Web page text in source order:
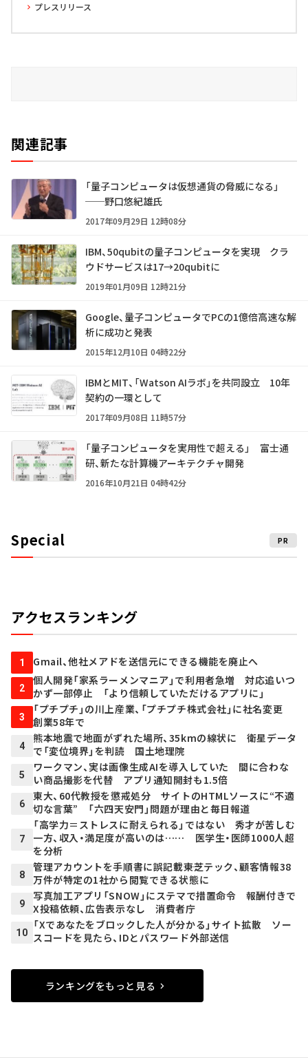
プレスリリース
関連記事
「量子コンピュータは仮想通貨の脅威になる」
──野口悠紀雄氏
2017年09月29日 12時08分
IBM、50qubitの量子コンピュータを実現 クラ
ウドサービスは17→20qubitに
2019年01月09日 12時21分
Google、量子コンピュータでPCの1億倍高速な解
析に成功と発表
2015年12月10日 04時22分
IBMとMIT、「Watson AIラボ」を共同設立 10年
契約の一環として
2017年09月08日 11時57分
「量子コンピュータを実用性で超える」 富士通
研、新たな計算機アーキテクチャ開発
2016年10月21日 04時42分
Special PR
アクセスランキング
1 Gmail、他社メアドを送信元にできる機能を廃止へ
2
個人開発「家系ラーメンマニア」で利用者急増 対応追いつ
かず一部停止 「より信頼していただけるアプリに」
3
「プチプチ」の川上産業、「プチプチ株式会社」に社名変更
創業58年で
4
熊本地震で地面がずれた場所、35kmの線状に 衛星データ
で「変位境界」を判読 国土地理院
5
ワークマン、実は画像生成AIを導入していた 間に合わな
い商品撮影を代替 アプリ通知開封も1.5倍
6
東大、60代教授を懲戒処分 サイトのHTMLソースに“不適
切な言葉” 「六四天安門」問題が理由と毎日報道
7
「高学力＝ストレスに耐えられる」ではない 秀才が苦しむ
一方、収入・満足度が高いのは…… 医学生・医師1000人超
を分析
8
管理アカウントを手順書に誤記載――東芝テック、顧客情報38
万件が特定の1社から閲覧できる状態に
9
写真加工アプリ「SNOW」にステマで措置命令 報酬付きで
X投稿依頼、広告表示なし 消費者庁
10
「Xであなたをブロックした人が分かる」サイト拡散 ソー
スコードを見たら、IDとパスワード外部送信
ランキングをもっと見る